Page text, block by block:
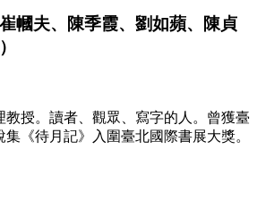
幗夫、陳季霞、劉如蘋、陳貞
教授。讀者、觀眾、寫字的人。曾獲臺
《待月記》入圍臺北國際書展大獎。